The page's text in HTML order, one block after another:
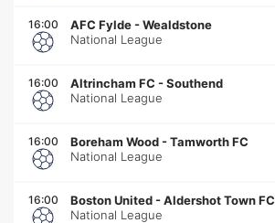
16:00 AFC Fylde -Wealdstone
National League
16:00 Altrincham FC -Southend
National League
16:00 Boreham Wood -Tamworth FC
National League
16:00 Boston United -Aldershot Town FC
National League